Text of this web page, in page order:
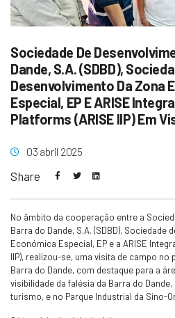
Sociedade De
Dande, S.A. (SDBD),
Desenvolvimento Da Zona
Especial, EP E ARISE
Platforms (ARISE IIP) Em
03 abril 2025
Share
No âmbito da cooperação entre a
Barra do Dande, S.A. (SDBD), Sociedade
Económica Especial, EP e a ARISE
IIP), realizou-se, uma visita de campo no
Barra do Dande, com destaque para a
visibilidade da falésia da Barra do
turismo, e no Parque Industrial da Sino-